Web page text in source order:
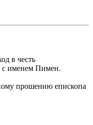
в честь
с именем Пимен.
прошению епископа